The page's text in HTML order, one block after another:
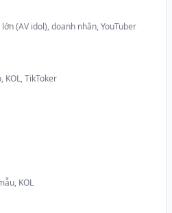
(AV idol), doanh nhân, YouTuber
KOL, TikToker
KOL